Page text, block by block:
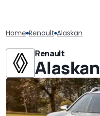
Home Renault Alaskan
Renault
Alaskan